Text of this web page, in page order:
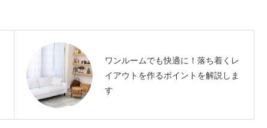
ワンルームでも快適に！落ち着くレ
イアウトを作るポイントを解説しま
す